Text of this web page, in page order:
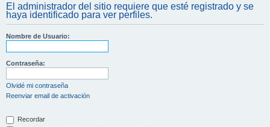
El administrador del sitio requiere que esté registrado y se
haya identificado para ver perfiles.
Nombre de Usuario:
Contraseña:
Olvidé mi contraseña
Reenviar email de activación
Recordar